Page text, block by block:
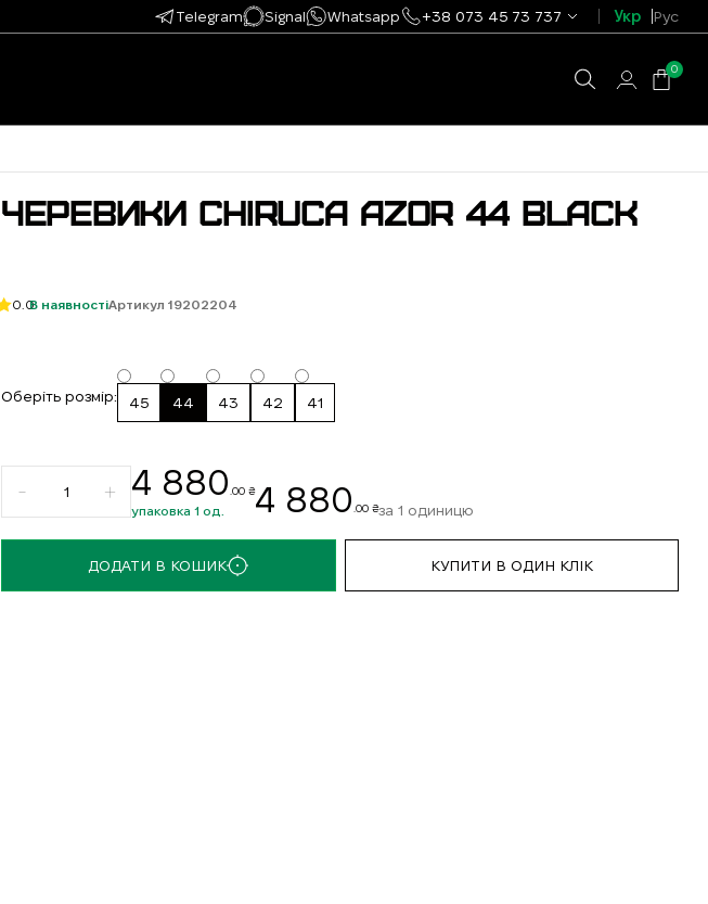
Telegram Signal Whatsapp +38 073 45 73 737 Укр Рус
0
ЧЕРЕВИКИ CHIRUCA AZOR 44 BLACK
0.0В наявностіАртикул 19202204
Оберіть розмір: 45 44 43 42 41
4 880 .00 ₴
упаковка 1 од. 4 880 .00 ₴за 1 одиницю
ДОДАТИ В КОШИК КУПИТИ В ОДИН КЛІК